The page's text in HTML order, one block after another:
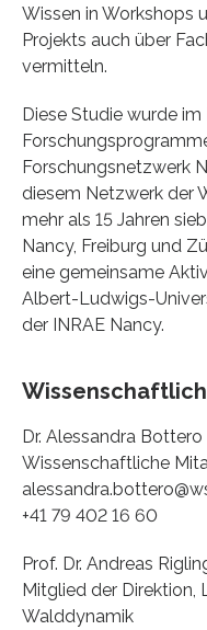
Wissen in Workshops
Projekts auch über
vermitteln.
Diese Studie wurde
Forschungsnetzwerk
diesem Netzwerk der
mehr als 15 Jahren
Nancy, Freiburg und
eine gemeinsame
Albert-Ludwigs-
der INRAE Nancy.
Dr. Alessandra Bottero
Wissenschaftliche
+41 79 402 16 60
Prof. Dr. Andreas
Mitglied der Direktion,
Walddynamik